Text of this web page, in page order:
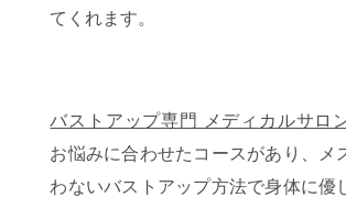
てくれます。
バストアップ専門 メディカルサロ
お悩みに合わせたコースがあり、メ
わないバストアップ方法で身体に優